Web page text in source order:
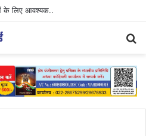
के लिए आवश्यक..